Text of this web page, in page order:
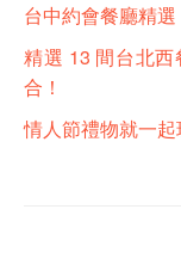
台中約會餐廳精
精選 13 間台北
合！
情人節禮物就一